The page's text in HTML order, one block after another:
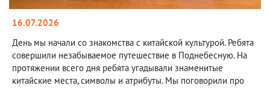
16.07.2026
День мы начали со знакомства с китайской культурой. Ребята
совершили незабываемое путешествие в Поднебесную. На
протяжении всего дня ребята угадывали знаменитые
китайские места, символы и атрибуты. Мы поговорили про